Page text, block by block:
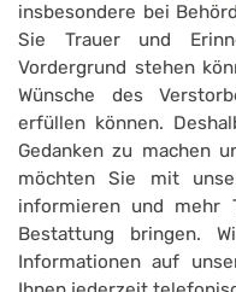
insbesondere bei
Sie Trauer und
Vordergrund stehen
Wünsche des
erfüllen können.
Gedanken zu machen
möchten Sie mit
informieren und mehr
Bestattung bringen.
Informationen auf